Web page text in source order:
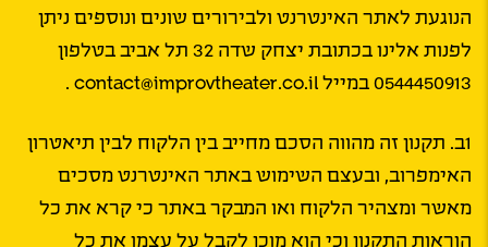
הנוגעת לאתר האינטרנט ולבירורים שונים ונוספים ניתן
לפנות אלינו בכתובת יצחק שדה 32 תל אביב בטלפון
0544450913 במייל contact@improvtheater.co.il .
1ב. תקנון זה מהווה הסכם מחייב בין הלקוח לבין תיאטרון
האימפרוב, ובעצם השימוש באתר האינטרנט מסכים
מאשר ומצהיר הלקוח ואו המבקר באתר כי קרא את כל
הוראות התקנון וכי הוא מוכן לקבל על עצמו את כל